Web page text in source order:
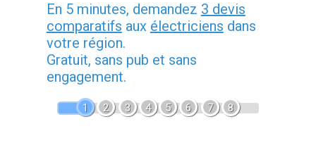
En 5 minutes, demandez 3 devis
comparatifs aux électriciens dans
votre région.
Gratuit, sans pub et sans
engagement.
1 2 3 4 5 6 7 8